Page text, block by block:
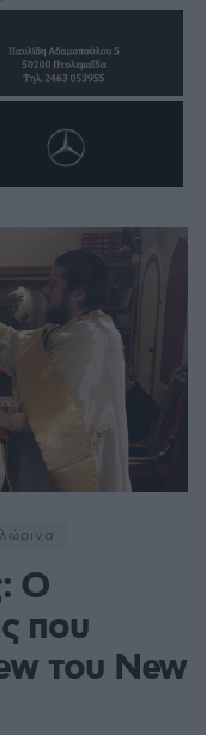
Ο
που
του New